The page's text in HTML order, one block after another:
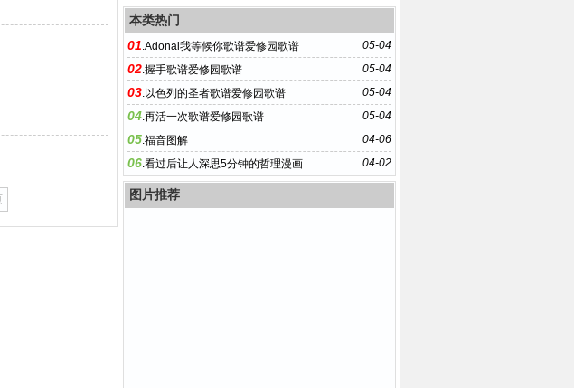
本类热门
05-04
01.Adonai我等候你歌谱爱修园歌谱
05-04
02.握手歌谱爱修园歌谱
05-04
03.以色列的圣者歌谱爱修园歌谱
05-04
04.再活一次歌谱爱修园歌谱
04-06
05.福音图解
04-02
06.看过后让人深思5分钟的哲理漫画
图片推荐